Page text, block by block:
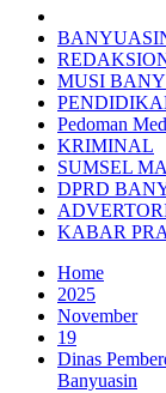
MUSI
Pedoman
KRIMINAL
SUMSEL
DPRD
KABAR
Home
2025
November
19
Dinas
Banyuasin